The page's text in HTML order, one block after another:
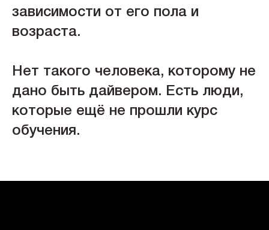
зависимости от его пола и
возраста.
Нет такого человека, которому не
дано быть дайвером. Есть люди,
которые ещё не прошли курс
обучения.